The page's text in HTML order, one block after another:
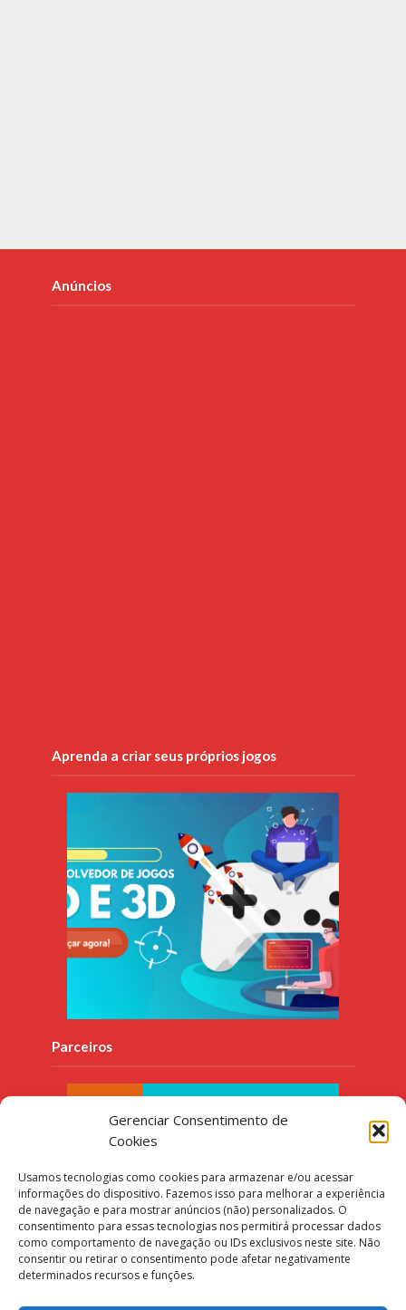
Gerenciar Consentimento de
Cookies
Usamos tecnologias como cookies para armazenar e/ou acessar
informações do dispositivo. Fazemos isso para melhorar a experiência
de navegação e para mostrar anúncios (não) personalizados. O
consentimento para essas tecnologias nos permitirá processar dados
como comportamento de navegação ou IDs exclusivos neste site. Não
consentir ou retirar o consentimento pode afetar negativamente
determinados recursos e funções.
Anúncios
Aprenda a criar seus próprios jogos
Parceiros